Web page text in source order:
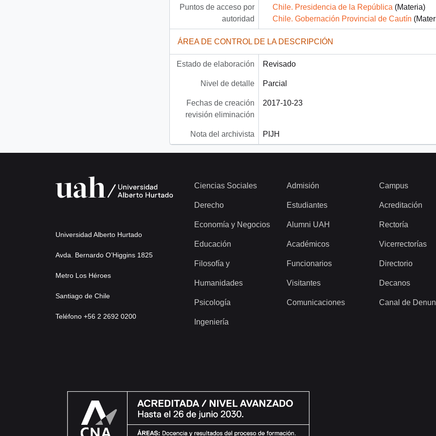
Puntos de acceso por
autoridad
Chile. Presidencia de la República (Materia)
Chile. Gobernación Provincial de Cautín
ÁREA DE CONTROL DE LA DESCRIPCIÓN
Estado de elaboración Revisado
Nivel de detalle Parcial
Fechas de creación
revisión eliminación
2017-10-23
Nota del archivista PIJH
Universidad Alberto Hurtado
Avda. Bernardo O’Higgins 1825
Metro Los Héroes
Santiago de Chile
Teléfono +56 2 2692 0200
Ciencias Sociales
Derecho
Economía y Negocios
Educación
Filosofía y
Humanidades
Psicología
Ingeniería
Admisión
Estudiantes
Alumni UAH
Académicos
Funcionarios
Visitantes
Comunicaciones
Campus
Acreditación
Rectoría
Vicerrectorías
Directorio
Decanos
Canal de